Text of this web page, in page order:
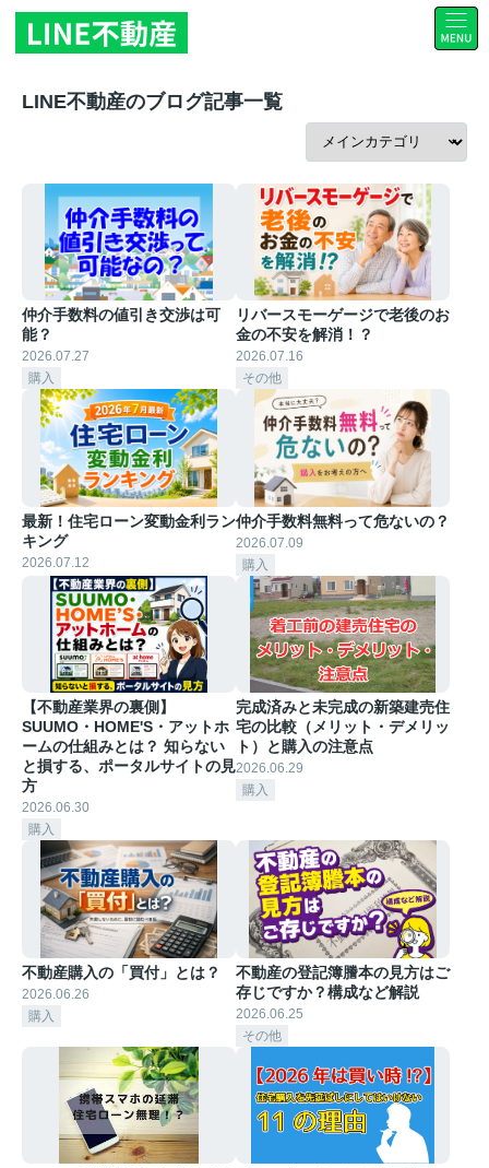
LINE不動産のブログ記事一覧
仲介手数料の値引き交渉は可
能？
2026.07.27
購入
リバースモーゲージで老後のお
金の不安を解消！？
2026.07.16
その他
最新！住宅ローン変動金利ラン
キング
2026.07.12
仲介手数料無料って危ないの？
2026.07.09
購入
【不動産業界の裏側】
SUUMO・HOME'S・アットホ
ームの仕組みとは？ 知らない
と損する、ポータルサイトの見
方
2026.06.30
購入
完成済みと未完成の新築建売住
宅の比較（メリット・デメリッ
ト）と購入の注意点
2026.06.29
購入
不動産購入の「買付」とは？
2026.06.26
購入
不動産の登記簿謄本の見方はご
存じですか？構成など解説
2026.06.25
その他